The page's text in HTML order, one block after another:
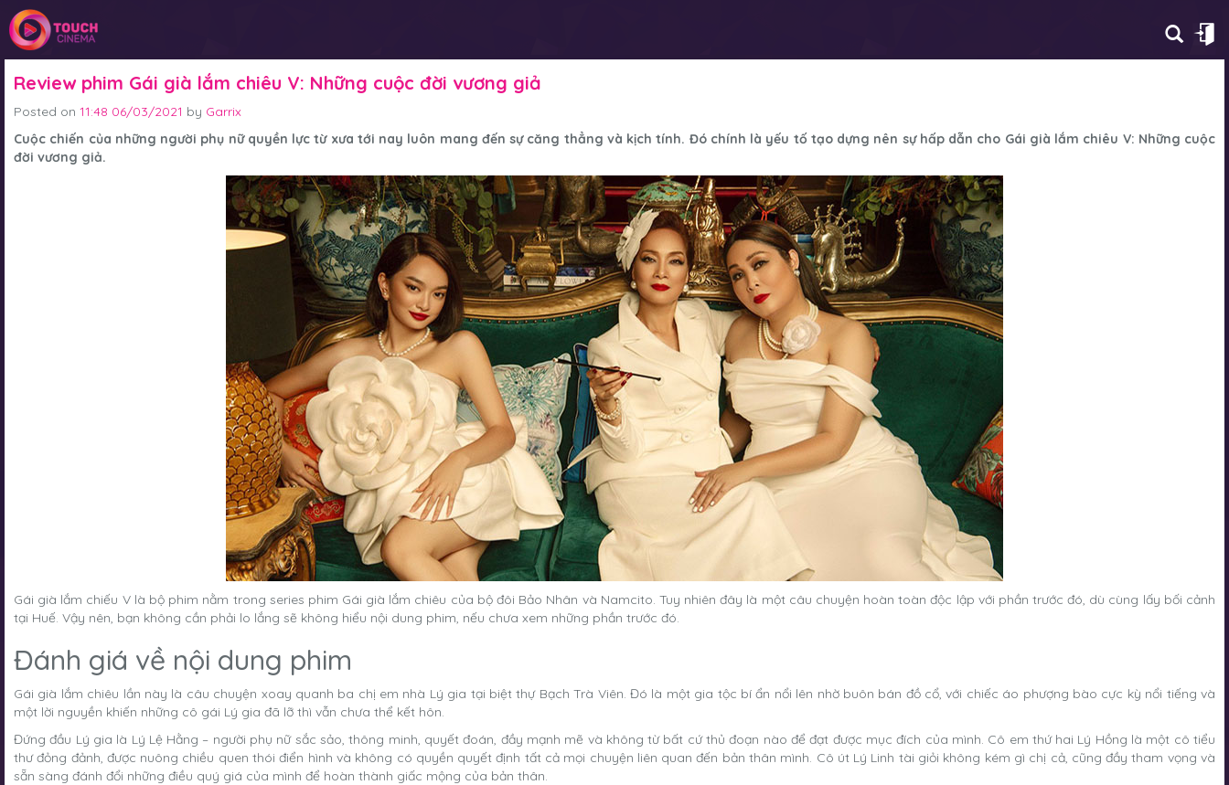
Review phim Gái già lắm chiêu V: Những cuộc đời vương giả
Posted on 11:48 06/03/2021 by Garrix
Cuộc chiến của những người phụ nữ quyền lực từ xưa tới nay luôn mang đến sự căng thẳng và kịch tính. Đó chính là yếu tố tạo dựng nên sự hấp dẫn cho Gái già lắm chiêu V: Những cuộc
đời vương giả.
Gái già lắm chiếu V là bộ phim nằm trong series phim Gái già lắm chiêu của bộ đôi Bảo Nhân và Namcito. Tuy nhiên đây là một câu chuyện hoàn toàn độc lập với phần trước đó, dù cùng lấy bối cảnh
tại Huế. Vậy nên, bạn không cần phải lo lắng sẽ không hiểu nội dung phim, nếu chưa xem những phần trước đó.
Đánh giá về nội dung phim
Gái già lắm chiêu lần này là câu chuyện xoay quanh ba chị em nhà Lý gia tại biệt thự Bạch Trà Viên. Đó là một gia tộc bí ẩn nổi lên nhờ buôn bán đồ cổ, với chiếc áo phượng bào cực kỳ nổi tiếng và
một lời nguyền khiến những cô gái Lý gia đã lỡ thì vẫn chưa thể kết hôn.
Đứng đầu Lý gia là Lý Lệ Hằng – người phụ nữ sắc sảo, thông minh, quyết đoán, đầy mạnh mẽ và không từ bất cứ thủ đoạn nào để đạt được mục đích của mình. Cô em thứ hai Lý Hồng là một cô tiểu
thư đỏng đảnh, được nuông chiều quen thói điển hình và không có quyền quyết định tất cả mọi chuyện liên quan đến bản thân mình. Cô út Lý Linh tài giỏi không kém gì chị cả, cũng đầy tham vọng và
sẵn sàng đánh đổi những điều quý giá của mình để hoàn thành giấc mộng của bản thân.